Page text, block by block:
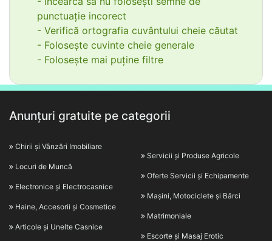
punctuație incorect
- Verifică ortografia cuvântului cheie căutat
- Folosește cuvinte cheie generale
- Folosește mai puține filtre
Anunțuri gratuite pe categorii
Chirii și Vânzări Imobiliare
Locuri de Muncă
Electronice și Electrocasnice
Haine, Accesorii și Cosmetice
Articole și Unelte Casnice
Servicii și Produse Agricole
Oferte Servicii și Echipamente
Mașini, Motociclete și Bărci
Matrimoniale
Escorte și Masaj Erotic